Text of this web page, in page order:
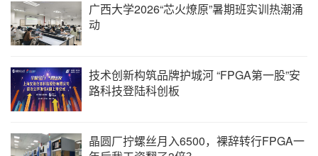
赖幸君;无线电通信秩序优化管理的对策分析;2013全国无线及移动通
信学术大会论文集（上）;2013年
胡云权;李泽;陈文汉;高层建筑对无线电通信的影响及对策;四川省通
付莉;雷斌;张学平;重大活动无线电通信频谱保障的思考;频谱管理与
监测系统建设研讨会论文集;2011年
声学学会水声学分会2011年全国水声学
广西大学2026“芯火燎原”暑期班实训热潮涌
动
技术创新构筑品牌护城河 “FPGA第一股”安
路科技登陆科创板
晶圆厂拧螺丝月入6500，裸辞转行FPGA一